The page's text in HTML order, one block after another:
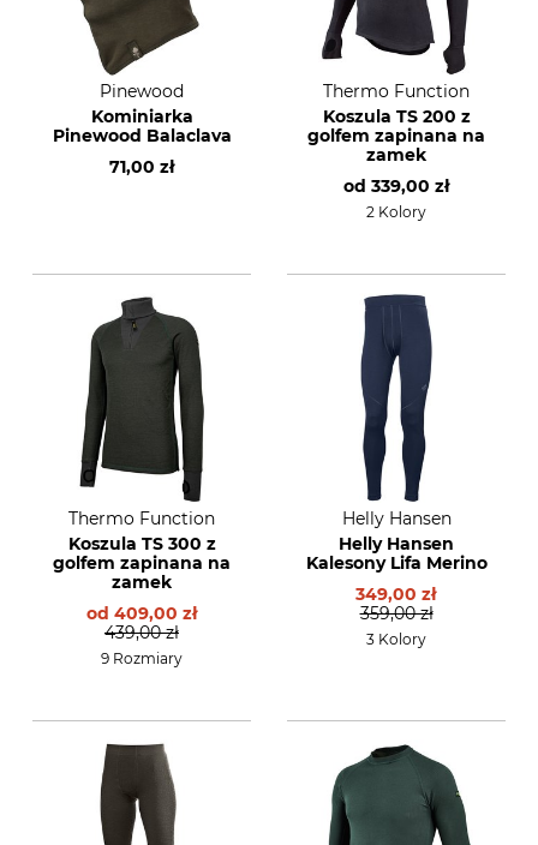
Pinewood
Kominiarka
Pinewood Balaclava
71,00 zł
Thermo Function
Koszula TS 200 z
golfem zapinana na
zamek
od 339,00 zł
2 Kolory
Thermo Function
Koszula TS 300 z
golfem zapinana na
zamek
od 409,00 zł
439,00 zł
9 Rozmiary
Helly Hansen
Helly Hansen
Kalesony Lifa Merino
349,00 zł
359,00 zł
3 Kolory